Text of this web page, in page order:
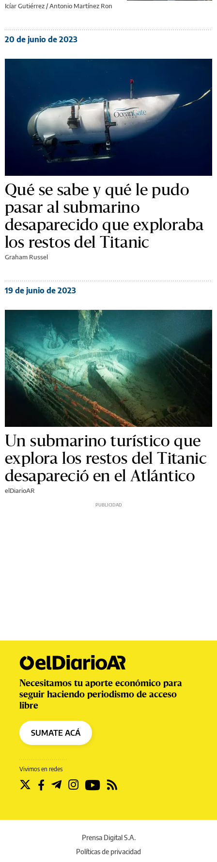
Icíar Gutiérrez / Antonio Martínez Ron
20 de junio de 2023
Qué se sabe y qué le pudo
pasar al submarino
desaparecido que exploraba
los restos del Titanic
Graham Russel
19 de junio de 2023
Un submarino turístico que
explora los restos del Titanic
desapareció en el Atlántico
elDiarioAR
Vivimos en redes
Necesitamos tu aporte económico para
seguir haciendo periodismo de acceso
libre
SUMATE ACÁ
Prensa Digital S.A.
Políticas de privacidad